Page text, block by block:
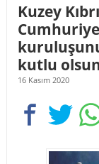
Kuzey
kutlu
16 Kasım 2020